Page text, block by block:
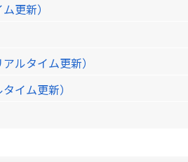
更新）
ルタイム更新）
イム更新）